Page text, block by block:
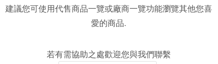
建議您可使用代售商品一覽或廠商一覽功能瀏覽其他您喜
愛的商品.
若有需協助之處歡迎您與我們聯繫